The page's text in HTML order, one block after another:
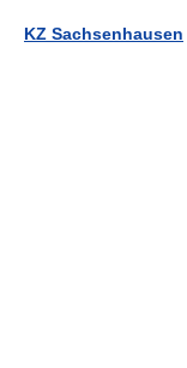
KZ Sachsenhausen